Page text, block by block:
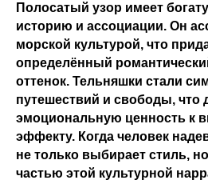
Полосатый узор имеет
историю и ассоциации. Он
морской культурой, что
определённый
оттенок. Тельняшки стали
путешествий и свободы, что
эмоциональную ценность к
эффекту. Когда человек
не только выбирает стиль,
частью этой культурной